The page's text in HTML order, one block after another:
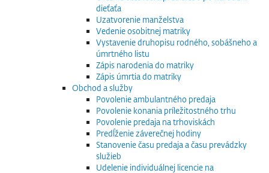
dieťaťa
Uzatvorenie manželstva
Vedenie osobitnej matriky
Vystavenie druhopisu rodného, sobášneho a
úmrtného listu
Zápis narodenia do matriky
Zápis úmrtia do matriky
Obchod a služby
Povolenie ambulantného predaja
Povolenie konania príležitostného trhu
Povolenie predaja na trhoviskách
Predĺženie záverečnej hodiny
Stanovenie času predaja a času prevádzky
služieb
Udelenie individuálnej licencie na